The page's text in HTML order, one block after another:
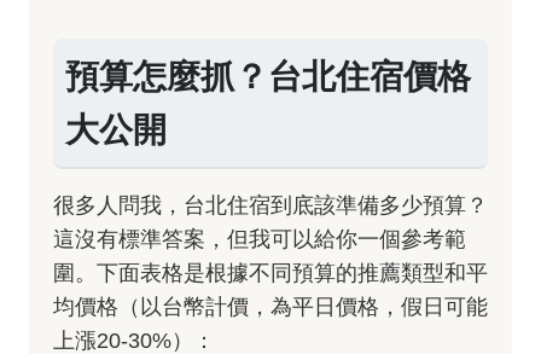
預算怎麼抓？台北住宿價格
大公開
很多人問我，台北住宿到底該準備多少預算？
這沒有標準答案，但我可以給你一個參考範
圍。下面表格是根據不同預算的推薦類型和平
均價格（以台幣計價，為平日價格，假日可能
上漲20-30%）：